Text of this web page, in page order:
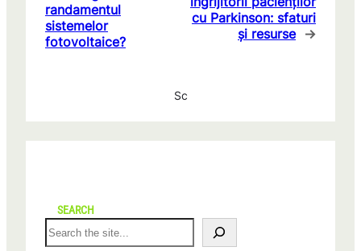
randamentul
sistemelor
fotovoltaice?
cu Parkinson: sfaturi
și resurse →
Sc
SEARCH
S
e